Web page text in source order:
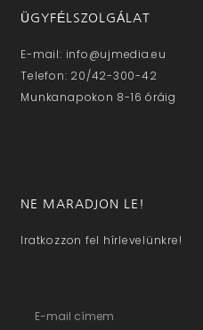
ÜGYFÉLSZOLGÁLAT
E-mail: info@ujmedia.eu
Telefon: 20/42-300-42
Munkanapokon 8-16 óráig
NE MARADJON LE!
Iratkozzon fel hírlevelünkre!